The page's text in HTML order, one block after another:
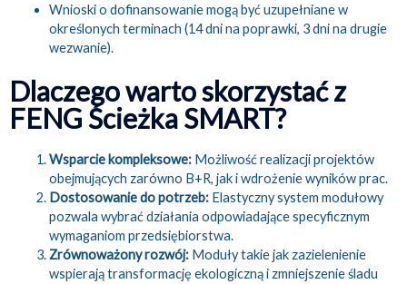
Wnioski o dofinansowanie mogą być uzupełniane w
określonych terminach (14 dni na poprawki, 3 dni na drugie
wezwanie).
Dlaczego warto skorzystać z
FENG Ścieżka SMART?
Wsparcie kompleksowe:Możliwość realizacji projektów
obejmujących zarówno B+R, jak i wdrożenie wyników prac.
Dostosowanie do potrzeb:Elastyczny system modułowy
pozwala wybrać działania odpowiadające specyficznym
wymaganiom przedsiębiorstwa.
Zrównoważony rozwój:Moduły takie jak zazielenienie
wspierają transformację ekologiczną i zmniejszenie śladu